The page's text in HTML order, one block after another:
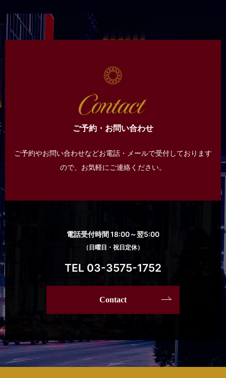
ご予約・お問い合わせ
ご予約やお問い合わせなどお電話・メールで受付しております
ので、 お気軽にご連絡ください。
電話受付時間 18:00～翌5:00
（日曜日・祝日定休）
TEL 03-3575-1752
Contact